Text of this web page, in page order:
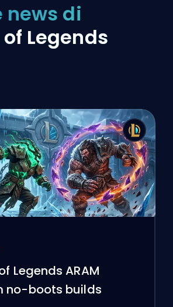
news di
Legends
Legends ARAM
no-boots builds